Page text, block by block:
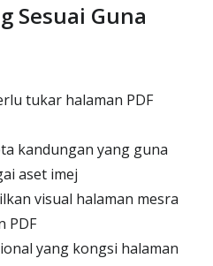
Sesuai Guna
tukar halaman PDF
kandungan yang guna
aset imej
visual halaman mesra
PDF
yang kongsi halaman